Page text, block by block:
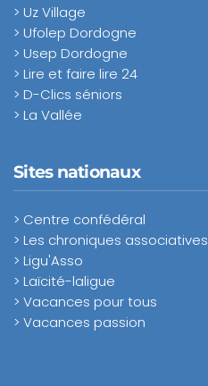
> Uz Village
> Ufolep Dordogne
> Usep Dordogne
> Lire et faire lire 24
> D-Clics séniors
> La Vallée
Sites nationaux
> Centre confédéral
> Les chroniques associatives
> Ligu'Asso
> Laïcité-laligue
> Vacances pour tous
> Vacances passion